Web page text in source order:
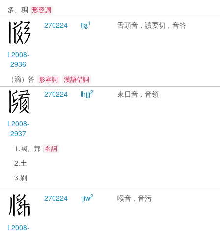
多、稠 形容詞
L2008-
2936
270224 tja̱1 舌頭音，讀要切，音答
（滴）答 形容詞 漢語借詞
L2008-
2937
270224 lhjịj2 來日音，音領
1.國、邦 名詞
2.土
3.刹
L2008-
270224 ˑjiw2 喉音，音污